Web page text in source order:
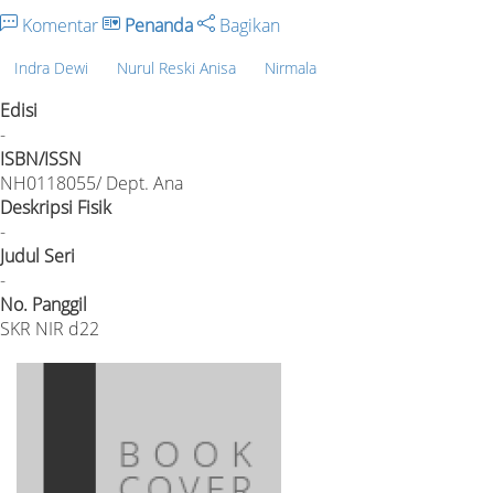
Komentar Penanda Bagikan
Indra Dewi Nurul Reski Anisa Nirmala
Edisi
-
ISBN/ISSN
NH0118055/ Dept. Ana
Deskripsi Fisik
-
Judul Seri
-
No. Panggil
SKR NIR d22